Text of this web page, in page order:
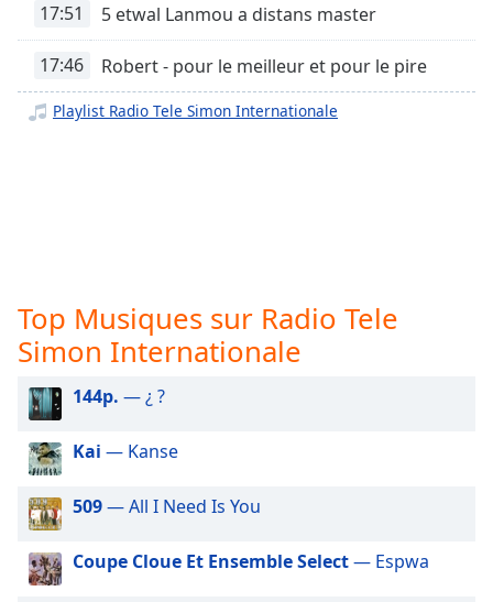
subtitles
settings,
opens
subtitles
Picture-
in-
Fullscreen
This
window.
Beginning
17:51 5 etwal Lanmou a distans master
17:46 Robert - pour le meilleur et pour le pire
Playlist Radio Tele Simon Internationale
Top Musiques sur Radio Tele
Simon Internationale
144p. — ¿ ?
Kai — Kanse
509— All I Need Is You
Coupe Cloue Et Ensemble Select— Espwa